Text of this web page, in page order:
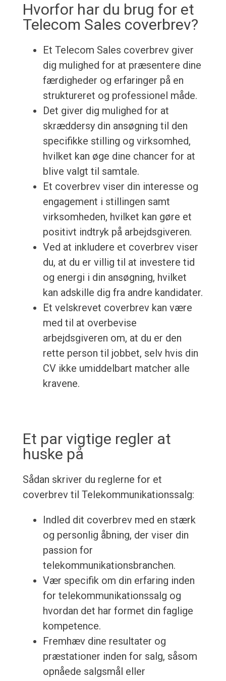
Hvorfor har du brug for et
Telecom Sales coverbrev?
Et Telecom Sales coverbrev giver
dig mulighed for at præsentere dine
færdigheder og erfaringer på en
struktureret og professionel måde.
Det giver dig mulighed for at
skræddersy din ansøgning til den
specifikke stilling og virksomhed,
hvilket kan øge dine chancer for at
blive valgt til samtale.
Et coverbrev viser din interesse og
engagement i stillingen samt
virksomheden, hvilket kan gøre et
positivt indtryk på arbejdsgiveren.
Ved at inkludere et coverbrev viser
du, at du er villig til at investere tid
og energi i din ansøgning, hvilket
kan adskille dig fra andre kandidater.
Et velskrevet coverbrev kan være
med til at overbevise
arbejdsgiveren om, at du er den
rette person til jobbet, selv hvis din
CV ikke umiddelbart matcher alle
kravene.
Et par vigtige regler at
huske på
Sådan skriver du reglerne for et
coverbrev til Telekommunikationssalg:
Indled dit coverbrev med en stærk
og personlig åbning, der viser din
passion for
telekommunikationsbranchen.
Vær specifik om din erfaring inden
for telekommunikationssalg og
hvordan det har formet din faglige
kompetence.
Fremhæv dine resultater og
præstationer inden for salg, såsom
opnåede salgsmål eller